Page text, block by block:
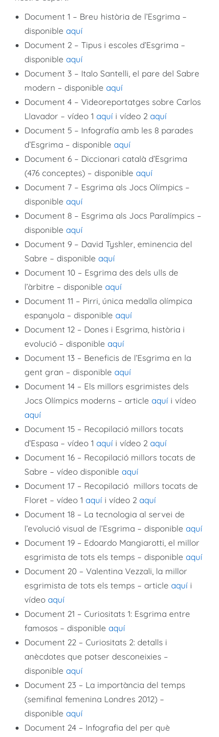
Document 1 – Breu història de l’Esgrima –
disponible aquí
Document 2 – Tipus i escoles d’Esgrima –
disponible aquí
Document 3 – Italo Santelli, el pare del Sabre
modern – disponible aquí
Document 4 – Videoreportatges sobre Carlos
Llavador – vídeo 1 aquí i vídeo 2 aquí
Document 5 – Infografía amb les 8 parades
d’Esgrima – disponible aquí
Document 6 – Diccionari català d’Esgrima
(476 conceptes) – disponible aquí
Document 7 – Esgrima als Jocs Olímpics –
disponible aquí
Document 8 – Esgrima als Jocs Paralímpics –
disponible aquí
Document 9 – David Tyshler, eminencia del
Sabre – disponible aquí
Document 10 – Esgrima des dels ulls de
l’àrbitre – disponible aquí
Document 11 – Pirri, única medalla olímpica
espanyola – disponible aquí
Document 12 – Dones i Esgrima, història i
evolució – disponible aquí
Document 13 – Beneficis de l’Esgrima en la
gent gran – disponible aquí
Document 14 – Els millors esgrimistes dels
Jocs Olímpics moderns – article aquí i vídeo
aquí
Document 15 – Recopilació millors tocats
d’Espasa – vídeo 1 aquí i vídeo 2 aquí
Document 16 – Recopilació millors tocats de
Sabre – vídeo disponible aquí
Document 17 – Recopilació millors tocats de
Floret – vídeo 1 aquí i vídeo 2 aquí
Document 18 – La tecnologia al servei de
l’evolució visual de l’Esgrima – disponible aquí
Document 19 – Edoardo Mangiarotti, el millor
esgrimista de tots els temps – disponible aquí
Document 20 – Valentina Vezzali, la millor
esgrimista de tots els temps – article aquí i
vídeo aquí
Document 21 – Curiositats 1: Esgrima entre
famosos – disponible aquí
Document 22 – Curiositats 2: detalls i
anècdotes que potser desconeixies –
disponible aquí
Document 23 – La importància del temps
(semifinal femenina Londres 2012) –
disponible aquí
Document 24 – Infografia del per què